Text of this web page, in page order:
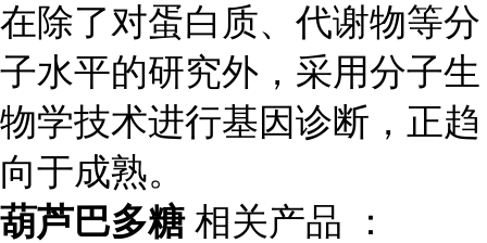
在除了对蛋白质、代谢物等分
子水平的研究外，采用分子生
物学技术进行基因诊断，正趋
向于成熟。
葫芦巴多糖相关产品 ：